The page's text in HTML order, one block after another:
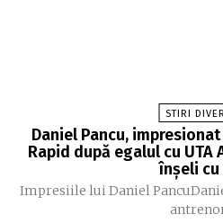
STIRI
Daniel Pancu,
Rapid după egalul cu UTA
înșeli cu
Impresiile lui Daniel